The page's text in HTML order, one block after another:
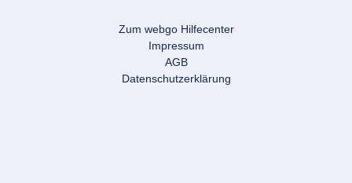
Zum webgo Hilfecenter
Impressum
AGB
Datenschutzerklärung